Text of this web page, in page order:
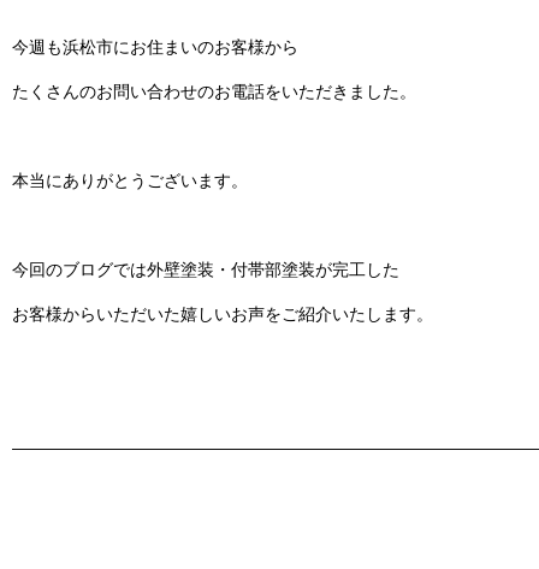
今週も浜松市にお住まいのお客様から
たくさんのお問い合わせのお電話をいただきました。
本当にありがとうございます。
今回のブログでは外壁塗装・付帯部塗装が完工した
お客様からいただいた嬉しいお声をご紹介いたします。